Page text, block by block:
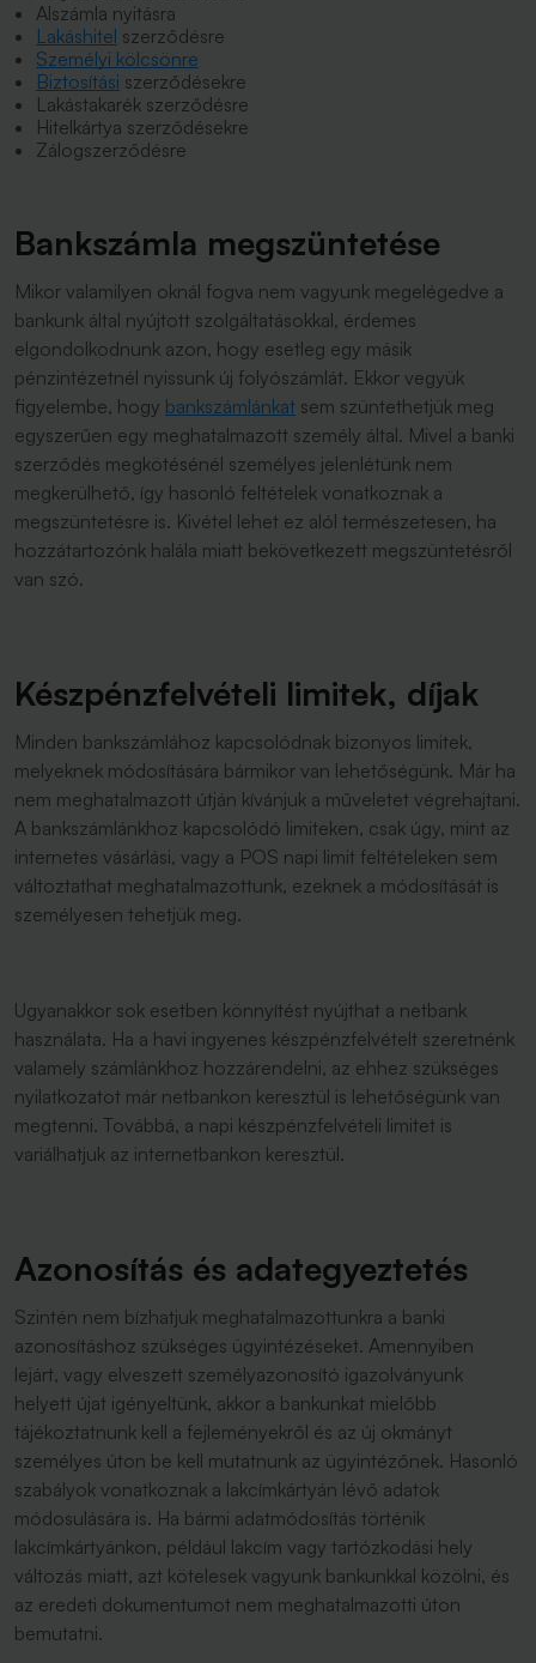
Alszámla nyitásra
Lakáshitel szerződésre
Személyi kölcsönre
Biztosítási szerződésekre
Lakástakarék szerződésre
Hitelkártya szerződésekre
Zálogszerződésre
Bankszámla megszüntetése
Mikor valamilyen oknál fogva nem vagyunk megelégedve a
bankunk által nyújtott szolgáltatásokkal, érdemes
elgondolkodnunk azon, hogy esetleg egy másik
pénzintézetnél nyissunk új folyószámlát. Ekkor vegyük
figyelembe, hogy bankszámlánkat sem szüntethetjük meg
egyszerűen egy meghatalmazott személy által. Mivel a banki
szerződés megkötésénél személyes jelenlétünk nem
megkerülhető, így hasonló feltételek vonatkoznak a
megszüntetésre is. Kivétel lehet ez alól természetesen, ha
hozzátartozónk halála miatt bekövetkezett megszüntetésről
van szó.
Készpénzfelvételi limitek, díjak
Minden bankszámlához kapcsolódnak bizonyos limitek,
melyeknek módosítására bármikor van lehetőségünk. Már ha
nem meghatalmazott útján kívánjuk a műveletet végrehajtani.
A bankszámlánkhoz kapcsolódó limiteken, csak úgy, mint az
internetes vásárlási, vagy a POS napi limit feltételeken sem
változtathat meghatalmazottunk, ezeknek a módosítását is
személyesen tehetjük meg.
Ugyanakkor sok esetben könnyítést nyújthat a netbank
használata. Ha a havi ingyenes készpénzfelvételt szeretnénk
valamely számlánkhoz hozzárendelni, az ehhez szükséges
nyilatkozatot már netbankon keresztül is lehetőségünk van
megtenni. Továbbá, a napi készpénzfelvételi limitet is
variálhatjuk az internetbankon keresztül.
Azonosítás és adategyeztetés
Szintén nem bízhatjuk meghatalmazottunkra a banki
azonosításhoz szükséges ügyintézéseket. Amennyiben
lejárt, vagy elveszett személyazonosító igazolványunk
helyett újat igényeltünk, akkor a bankunkat mielőbb
tájékoztatnunk kell a fejleményekről és az új okmányt
személyes úton be kell mutatnunk az ügyintézőnek. Hasonló
szabályok vonatkoznak a lakcímkártyán lévő adatok
módosulására is. Ha bármi adatmódosítás történik
lakcímkártyánkon, például lakcím vagy tartózkodási hely
változás miatt, azt kötelesek vagyunk bankunkkal közölni, és
az eredeti dokumentumot nem meghatalmazotti úton
bemutatni.